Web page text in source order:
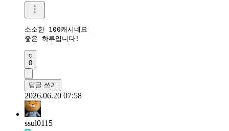
소소한 100캐시네요
좋은 하루입니다!
0
답글 쓰기
2026.06.20 07:58
ssul0115